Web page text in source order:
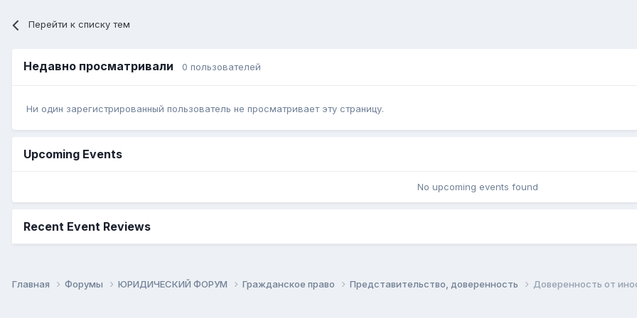
Перейти к списку тем
Недавно просматривали 0 пользователей
Ни один зарегистрированный пользователь не просматривает эту страницу.
Upcoming Events
No upcoming events found
Recent Event Reviews
Главная Форумы ЮРИДИЧЕСКИЙ ФОРУМ Гражданское право Представительство, доверенность Доверенность от